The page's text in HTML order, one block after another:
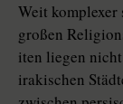
Weit
großen
iten liegen
irakischen